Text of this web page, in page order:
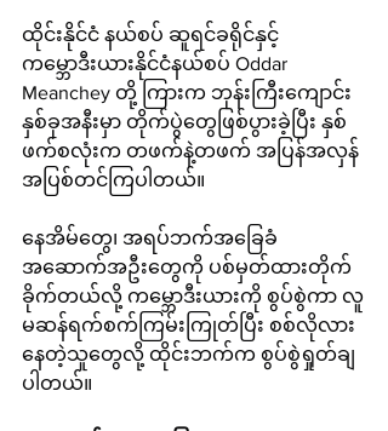
ထိုင်းနိုင်ငံ နယ်စပ် ဆူရင်ခရိုင်နှင့်
ကမ္ဘောဒီးယားနိုင်ငံနယ်စပ် Oddar
Meanchey တို့ ကြားက ဘုန်းကြီးကျောင်း
နှစ်ခုအနီးမှာ တိုက်ပွဲတွေဖြစ်ပွားခဲ့ပြီး နှစ်
ဖက်စလုံးက တဖက်နဲ့တဖက် အပြန်အလှန်
အပြစ်တင်ကြပါတယ်။
နေအိမ်တွေ၊ အရပ်ဘက်အခြေခံ
အဆောက်အဦးတွေကို ပစ်မှတ်ထားတိုက်
ခိုက်တယ်လို့ ကမ္ဘောဒီးယားကို စွပ်စွဲကာ လူ
မဆန်ရက်စက်ကြမ်းကြုတ်ပြီး စစ်လိုလား
နေတဲ့သူတွေလို့ ထိုင်းဘက်က စွပ်စွဲရှုတ်ချ
ပါတယ်။